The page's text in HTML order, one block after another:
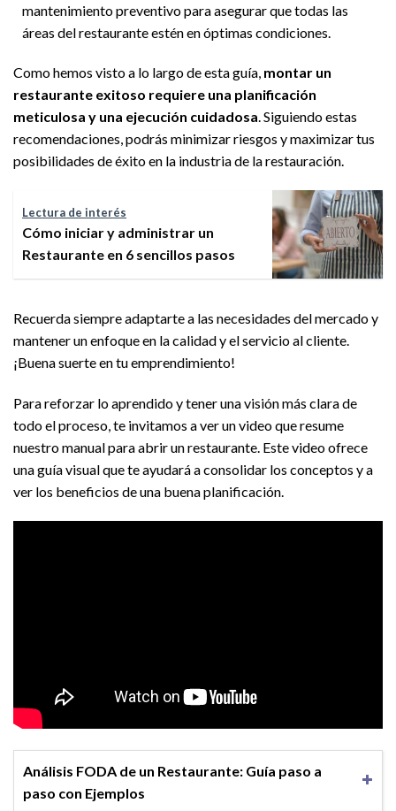
mantenimiento preventivo para asegurar que todas las
áreas del restaurante estén en óptimas condiciones.
Como hemos visto a lo largo de esta guía, montar un
restaurante exitoso requiere una planificación
meticulosa y una ejecución cuidadosa. Siguiendo estas
recomendaciones, podrás minimizar riesgos y maximizar tus
posibilidades de éxito en la industria de la restauración.
Lectura de interés
Cómo iniciar y administrar un
Restaurante en 6 sencillos pasos
Recuerda siempre adaptarte a las necesidades del mercado y
mantener un enfoque en la calidad y el servicio al cliente.
¡Buena suerte en tu emprendimiento!
Para reforzar lo aprendido y tener una visión más clara de
todo el proceso, te invitamos a ver un video que resume
nuestro manual para abrir un restaurante. Este video ofrece
una guía visual que te ayudará a consolidar los conceptos y a
ver los beneficios de una buena planificación.
Análisis FODA de un Restaurante: Guía paso a
paso con Ejemplos